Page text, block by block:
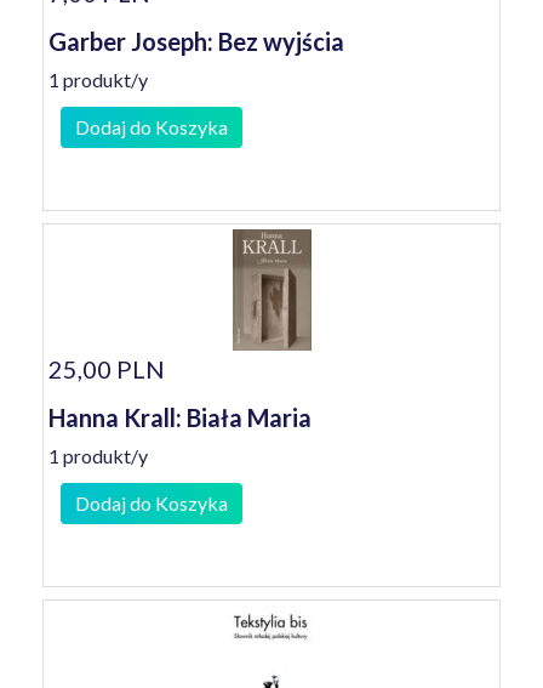
Garber Joseph: Bez wyjścia
1 produkt/y
Dodaj do Koszyka
25,00 PLN
Hanna Krall: Biała Maria
1 produkt/y
Dodaj do Koszyka